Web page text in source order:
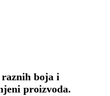
raznih boja i
proizvoda.